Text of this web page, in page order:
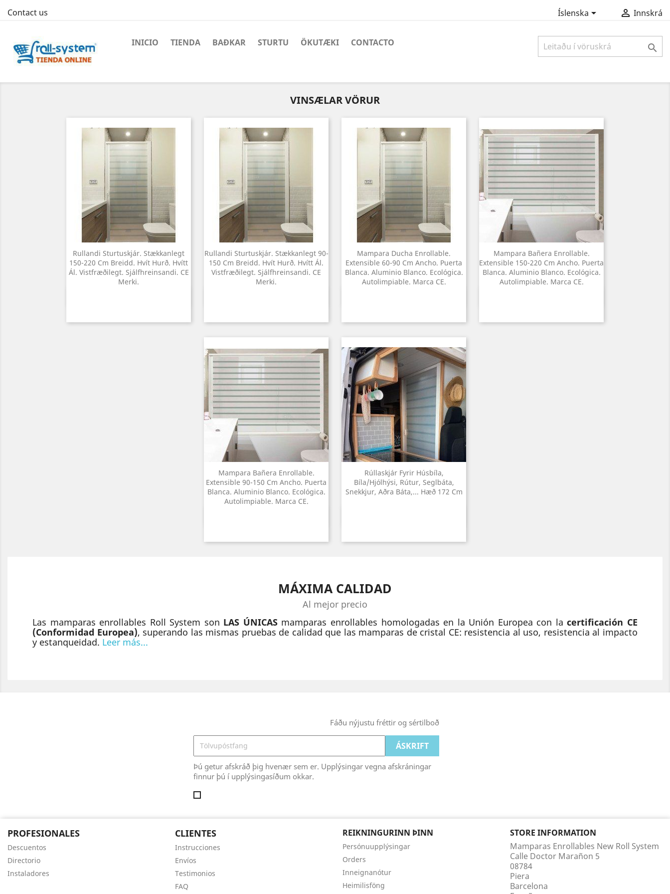
Contact us Íslenska  Innskrá
INICIO TIENDA BAÐKAR STURTU ÖKUTÆKI CONTACTO 
VINSÆLAR VÖRUR
Rullandi Sturtuskjár. Stækkanlegt
150-220 Cm Breidd. Hvít Hurð. Hvítt
Ál. Vistfræðilegt. Sjálfhreinsandi. CE
Merki.
Rullandi Sturtuskjár. Stækkanlegt 90-
150 Cm Breidd. Hvít Hurð. Hvítt Ál.
Vistfræðilegt. Sjálfhreinsandi. CE
Merki.
Mampara Ducha Enrollable.
Extensible 60-90 Cm Ancho. Puerta
Blanca. Aluminio Blanco. Ecológica.
Autolimpiable. Marca CE.
Mampara Bañera Enrollable.
Extensible 150-220 Cm Ancho. Puerta
Blanca. Aluminio Blanco. Ecológica.
Autolimpiable. Marca CE.
Mampara Bañera Enrollable.
Extensible 90-150 Cm Ancho. Puerta
Blanca. Aluminio Blanco. Ecológica.
Autolimpiable. Marca CE.
Rúllaskjár Fyrir Húsbíla,
Bíla/hjólhýsi, Rútur, Seglbáta,
Snekkjur, Aðra Báta,... Hæð 172 Cm
MÁXIMA CALIDAD
Al mejor precio
Las mamparas enrollables Roll System son LAS ÚNICASmamparas enrollables homologadas en la Unión Europea con lacertificación CE
(Conformidad Europea), superando las mismas pruebas de calidad que las mamparas de cristal CE: resistencia al uso, resistencia al impacto
y estanqueidad. Leer más...
Fáðu nýjustu fréttir og sértilboð
Þú getur afskráð þig hvenær sem er. Upplýsingar vegna afskráningar
finnur þú í upplýsingasíðum okkar.
PROFESIONALES
Descuentos
Directorio
Instaladores
CLIENTES
Instrucciones
Envíos
Testimonios
FAQ
REIKNINGURINN ÞINN
Persónuupplýsingar
Orders
Inneignanótur
Heimilisföng
STORE INFORMATION
Mamparas Enrollables New Roll System
Calle Doctor Marañon 5
08784
Piera
Barcelona